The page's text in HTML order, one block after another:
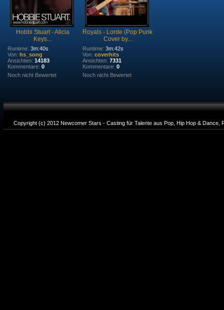
Hobbi Stuart - Alicia
Keys...
Runtime: 3m:40s
Von: hs_song
Ansichten: 14183
Kommentare: 0
Noch nicht Bewertet
Royals - Lorde (Pop Punk
Cover by...
Runtime: 3m:42s
Von: coverhits
Ansichten: 7331
Kommentare: 0
Noch nicht Bewertet
Copyright (c) 2012 Newcomer Stars - Casting für Talente aus Pop, Hip Hop & Dance,